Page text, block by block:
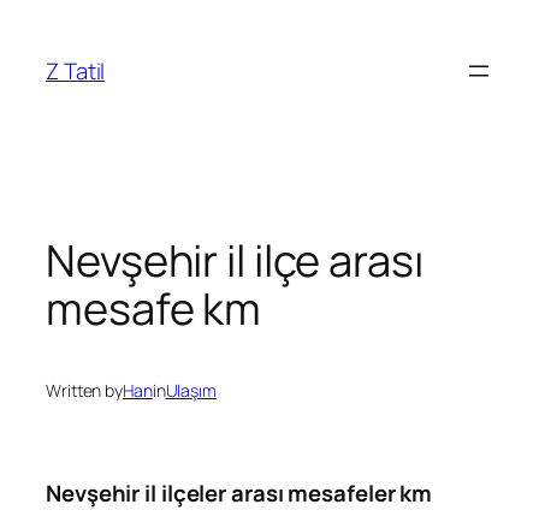
Z Tatil
Nevşehir il ilçe arası
mesafe km
Written byHaninUlaşım
Nevşehir il ilçeler arası mesafeler km